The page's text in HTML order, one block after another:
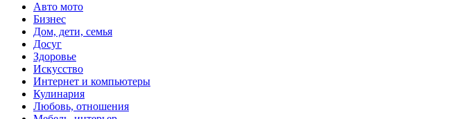
Авто мото
Бизнес
Дом, дети, семья
Досуг
Здоровье
Искусство
Интернет и компьютеры
Кулинария
Любовь, отношения